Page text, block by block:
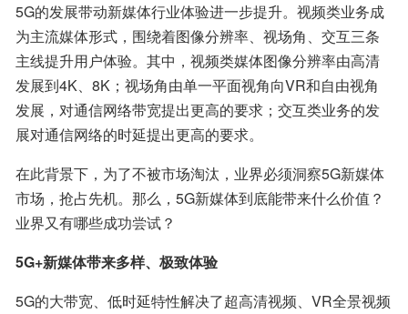
5G的发展带动新媒体行业体验进一步提升。视频类业务成
为主流媒体形式，围绕着图像分辨率、视场角、交互三条
主线提升用户体验。其中，视频类媒体图像分辨率由高清
发展到4K、8K；视场角由单一平面视角向VR和自由视角
发展，对通信网络带宽提出更高的要求；交互类业务的发
展对通信网络的时延提出更高的要求。
在此背景下，为了不被市场淘汰，业界必须洞察5G新媒体
市场，抢占先机。那么，5G新媒体到底能带来什么价值？
业界又有哪些成功尝试？
5G+新媒体带来多样、极致体验
5G的大带宽、低时延特性解决了超高清视频、VR全景视频